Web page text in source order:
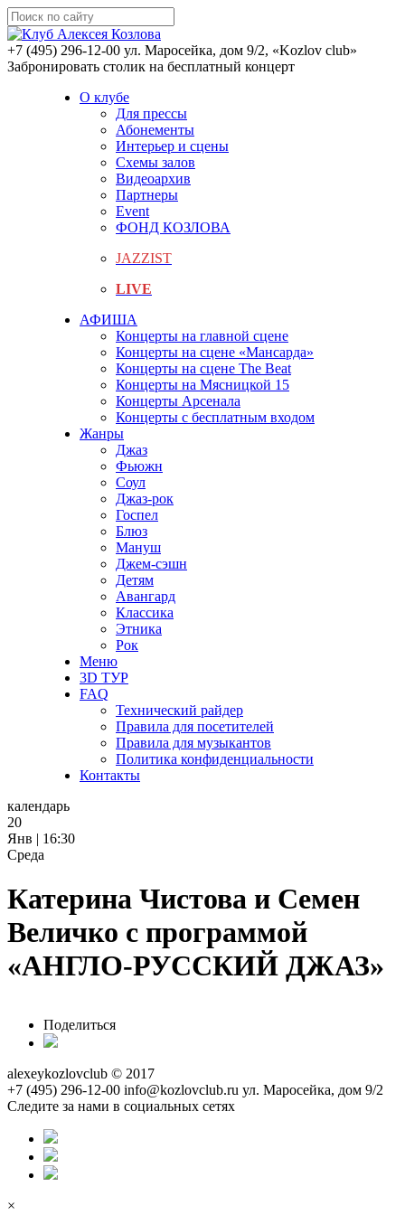
+7 (495) 296-12-00 ул. Маросейка, дом 9/2, «Kozlov club»
Забронировать столик на бесплатный концерт
О клубе
Для прессы
Абонементы
Интерьер и сцены
Схемы залов
Видеоархив
Партнеры
Event
ФОНД КОЗЛОВА
JAZZIST
LIVE
АФИША
Концерты на главной сцене
Концерты на сцене «Мансарда»
Концерты на сцене The Beat
Концерты на Мясницкой 15
Концерты Арсенала
Концерты с бесплатным входом
Жанры
Джаз
Фьюжн
Соул
Джаз-рок
Госпел
Блюз
Мануш
Джем-сэшн
Детям
Авангард
Классика
Этника
Рок
Меню
3D ТУР
FAQ
Технический райдер
Правила для посетителей
Правила для музыкантов
Политика конфиденциальности
Контакты
календарь
20
Янв | 16:30
Среда
Катерина Чистова и Семен
Величко с программой
«АНГЛО-РУССКИЙ ДЖАЗ»
Поделиться
alexeykozlovclub © 2017
+7 (495) 296-12-00 info@kozlovclub.ru ул. Маросейка, дом 9/2
Следите за нами в социальных сетях
×